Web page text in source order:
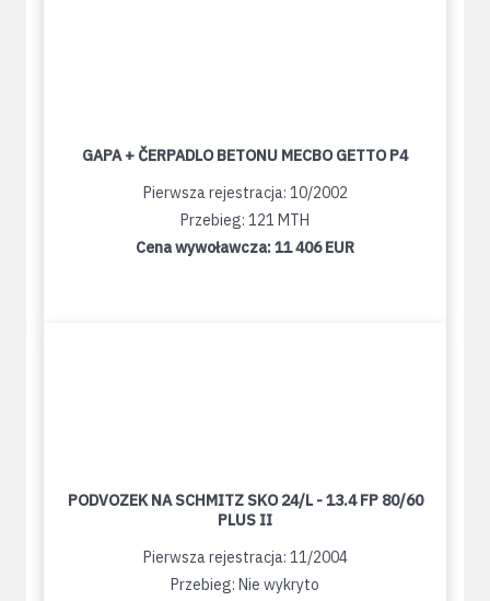
GAPA + ČERPADLO BETONU MECBO GETTO P4
Pierwsza rejestracja: 10/2002
Przebieg: 121 MTH
Cena wywoławcza:11 406 EUR
PODVOZEK NA SCHMITZ SKO 24/L - 13.4 FP 80/60
PLUS II
Pierwsza rejestracja: 11/2004
Przebieg: Nie wykryto